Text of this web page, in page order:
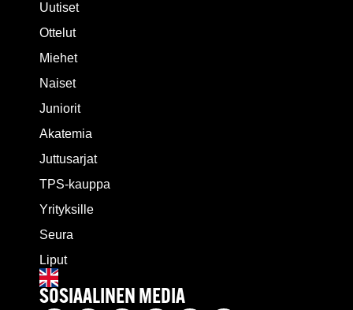
Uutiset
Ottelut
Miehet
Naiset
Juniorit
Akatemia
Juttusarjat
TPS-kauppa
Yrityksille
Seura
Liput
SOSIAALINEN MEDIA